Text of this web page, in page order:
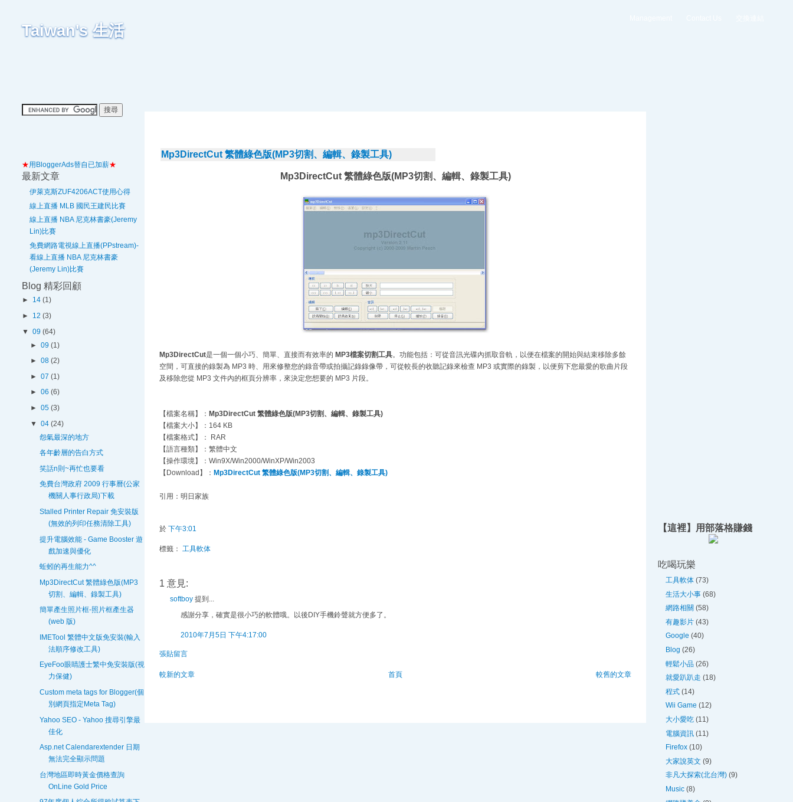
Taiwan's 生活
★用BloggerAds替自已加薪★
最新文章
伊萊克斯ZUF4206ACT使用心得
線上直播 MLB 國民王建民比賽
線上直播 NBA 尼克林書豪(Jeremy
Lin)比賽
免費網路電視線上直播(PPstream)-
看線上直播 NBA 尼克林書豪
(Jeremy Lin)比賽
Blog 精彩回顧
► 14 (1)
► 12 (3)
▼ 09 (64)
►09(1)
►08(2)
►07(1)
►06(6)
►05(3)
▼04(24)
怨氣最深的地方
各年齡層的告白方式
笑話n則~再忙也要看
免費台灣政府 2009 行事曆(公家
機關人事行政局)下載
Stalled Printer Repair 免安裝版
(無效的列印任務清除工具)
提升電腦效能 - Game Booster 遊
戲加速與優化
蚯蚓的再生能力^^
Mp3DirectCut 繁體綠色版(MP3
切割、編輯、錄製工具)
簡單產生照片框-照片框產生器
(web 版)
IMETool 繁體中文版免安裝(輸入
法順序修改工具)
EyeFoo眼睛護士繁中免安裝版(視
力保健)
Custom meta tags for Blogger(個
別網頁指定Meta Tag)
Yahoo SEO - Yahoo 搜尋引擎最
佳化
Asp.net Calendarextender 日期
無法完全顯示問題
台灣地區即時黃金價格查詢
OnLine Gold Price
Mp3DirectCut 繁體綠色版(MP3切割、編輯、錄製工具)
Mp3DirectCut 繁體綠色版(MP3切割、編輯、錄製工具)
Mp3DirectCut是一個一個小巧、簡單、直接而有效率的 MP3檔案切割工具。功能包括：可從音訊光碟內抓取音軌，以便在檔案的開始與結束移除多餘
空間，可直接的錄製為 MP3 時、用來修整您的錄音帶或拍攝記錄錄像帶，可從較長的收聽記錄來檢查 MP3 或實際的錄製，以便剪下您最愛的歌曲片段
及移除您從 MP3 文件內的框頁分辨率，來決定您想要的 MP3 片段。
【檔案名稱】： Mp3DirectCut 繁體綠色版(MP3切割、編輯、錄製工具)
【檔案大小】：164 KB
【檔案格式】： RAR
【語言種類】：繁體中文
【操作環境】：Win9X/Win2000/WinXP/Win2003
【Download】： Mp3DirectCut 繁體綠色版(MP3切割、編輯、錄製工具)
引用：明日家族
於 下午3:01
標籤： 工具軟体
1 意見:
softboy 提到...
感謝分享，確實是很小巧的軟體哦。以後DIY手機鈴聲就方便多了。
2010年7月5日 下午4:17:00
張貼留言
較新的文章 較舊的文章
首頁
【這裡】用部落格賺錢
吃喝玩樂
工具軟体 (73)
生活大小事 (68)
網路相關 (58)
有趣影片 (43)
Google (40)
Blog (26)
輕鬆小品 (26)
就愛趴趴走 (18)
程式 (14)
Wii Game (12)
大小愛吃 (11)
電腦資訊 (11)
Firefox (10)
大家說英文 (9)
非凡大探索(北台灣) (9)
Music (8)